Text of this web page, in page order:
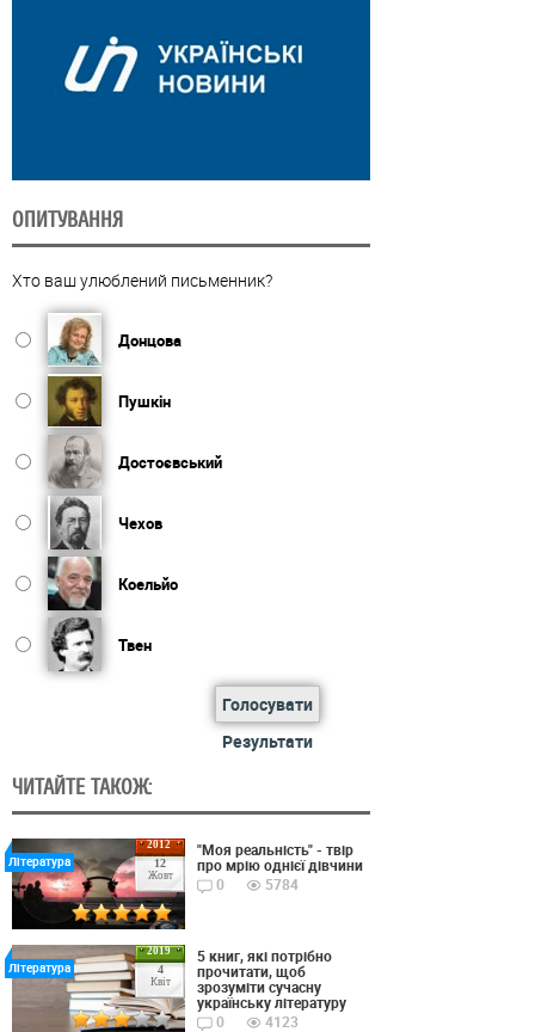
ОПИТУВАННЯ
Хто ваш улюблений письменник?
Донцова
Пушкін
Достоєвський
Чехов
Коельйо
Твен
Голосувати
Результати
ЧИТАЙТЕ ТАКОЖ:
2012
12
Жовт
Література
"Моя реальність" - твір
про мрію однієї дівчини
0
5784
2019
4
Квіт
Література
5 книг, які потрібно
прочитати, щоб
зрозуміти сучасну
українську літературу
0
4123